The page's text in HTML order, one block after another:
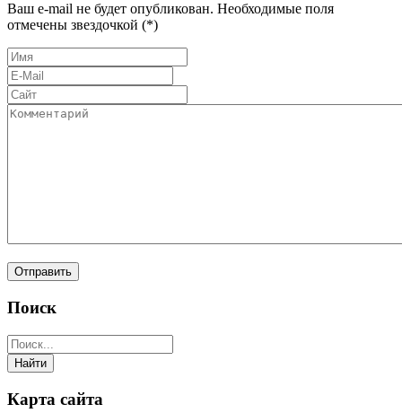
Ваш e-mail не будет опубликован. Необходимые поля
отмечены звездочкой (*)
Поиск
Карта сайта